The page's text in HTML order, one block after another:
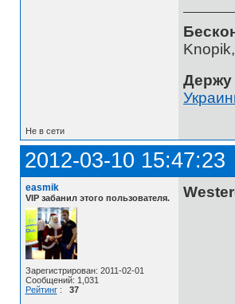
Держу
Не в сети
2012-03-10 15:47:23
easmik
VIP забанил этого пользователя.
Зарегистрирован: 2011-02-01
Сообщений: 1,031
Рейтинг: 37